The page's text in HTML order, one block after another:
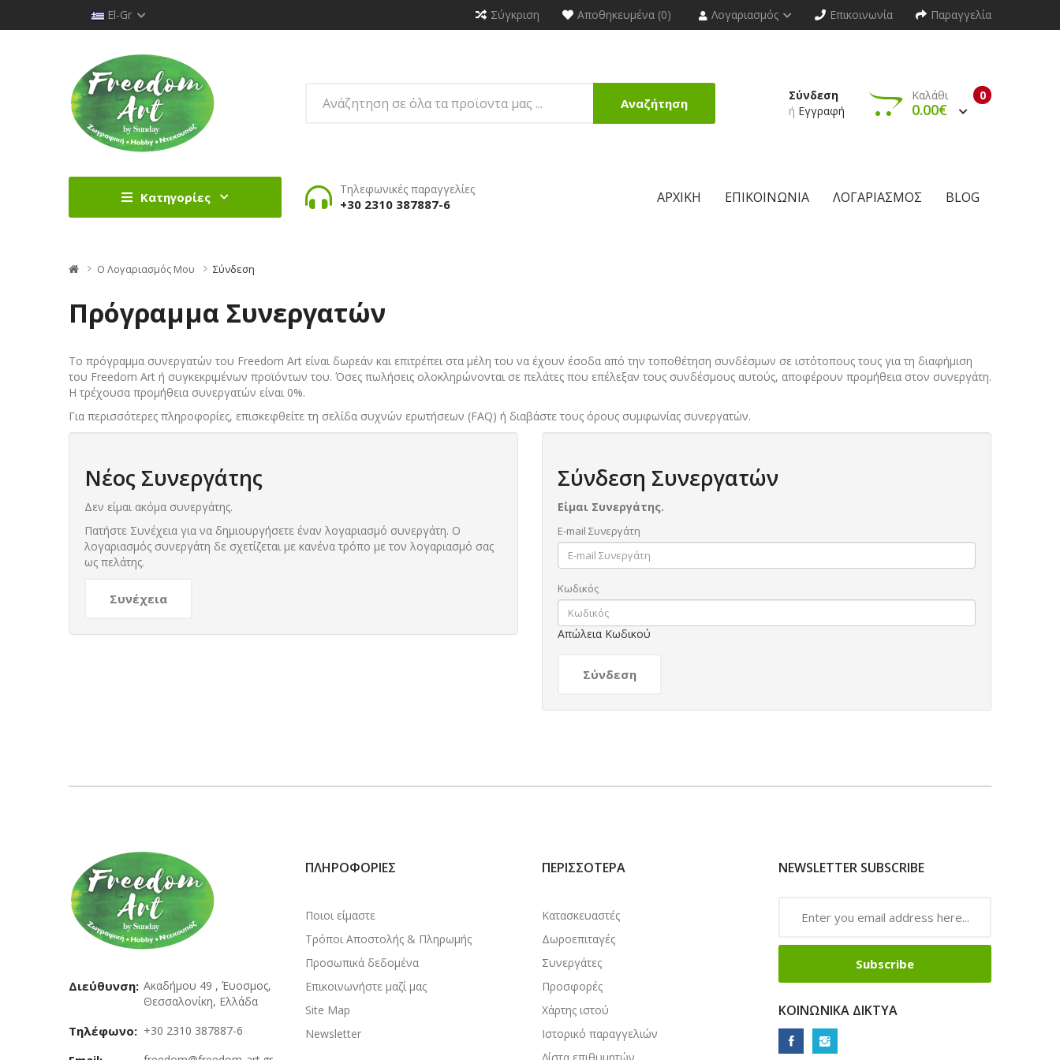
El-Gr Σύγκριση Αποθηκευμένα (0) Λογαριασμός Επικοινωνία Παραγγελία
Σύνδεση
ή Εγγραφή
0
Καλάθι
0.00€
Αναζήτηση
Κατηγορίες
Τηλεφωνικές παραγγελίες
+30 2310 387887-6 ΑΡΧΙΚΉ ΕΠΙΚΟΙΝΩΝΊΑ ΛΟΓΑΡΙΑΣΜΌΣ BLOG
O Λογαριασμός Μου Σύνδεση
Πρόγραμμα Συνεργατών
Το πρόγραμμα συνεργατών του Freedom Art είναι δωρεάν και επιτρέπει στα μέλη του να έχουν έσοδα από την τοποθέτηση συνδέσμων σε ιστότοπους τους για τη διαφήμιση
του Freedom Art ή συγκεκριμένων προϊόντων του. Όσες πωλήσεις ολοκληρώνονται σε πελάτες που επέλεξαν τους συνδέσμους αυτούς, αποφέρουν προμήθεια στον συνεργάτη.
Η τρέχουσα προμήθεια συνεργατών είναι 0%.
Για περισσότερες πληροφορίες, επισκεφθείτε τη σελίδα συχνών ερωτήσεων (FAQ) ή διαβάστε τους όρους συμφωνίας συνεργατών.
Νέος Συνεργάτης
Δεν είμαι ακόμα συνεργάτης.
Πατήστε Συνέχεια για να δημιουργήσετε έναν λογαριασμό συνεργάτη. Ο
λογαριασμός συνεργάτη δε σχετίζεται με κανένα τρόπο με τον λογαριασμό σας
ως πελάτης.
Συνέχεια
Σύνδεση Συνεργατών
Είμαι Συνεργάτης.
E-mail Συνεργάτη
Κωδικός
Απώλεια Κωδικού
Διεύθυνση: Ακαδήμου 49 , Έυοσμος,
Θεσσαλονίκη, Ελλάδα
Τηλέφωνο: +30 2310 387887-6
ΠΛΗΡΟΦΟΡΊΕΣ
Ποιοι είμαστε
Τρόποι Αποστολής & Πληρωμής
Προσωπικά δεδομένα
Επικοινωνήστε μαζί μας
Site Map
Newsletter
ΠΕΡΙΣΣΌΤΕΡΑ
Κατασκευαστές
Δωροεπιταγές
Συνεργάτες
Προσφορές
Χάρτης ιστού
Ιστορικό παραγγελιών
NEWSLETTER SUBSCRIBE
Subscribe
ΚΟΙΝΩΝΙΚΆ ΔΊΚΤΥΑ